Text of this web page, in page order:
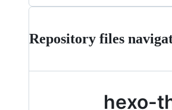
Repository files
hexo-